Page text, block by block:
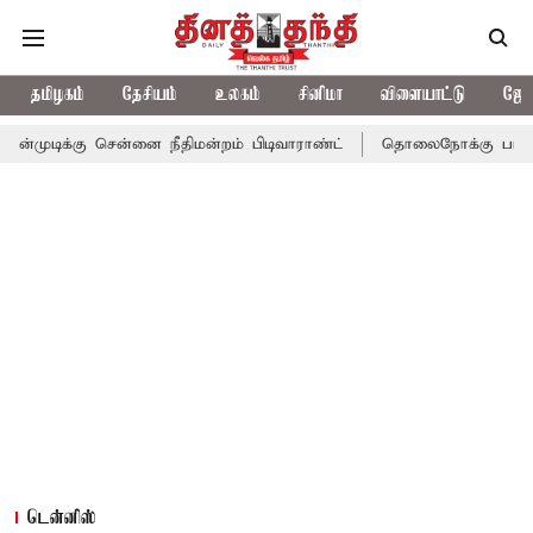
தமிழகம் தேசியம் உலகம் சினிமா விளையாட்டு
சென்னை நீதிமன்றம் பிடிவாராண்ட் தொலைநோக்கு
டென்னிஸ்